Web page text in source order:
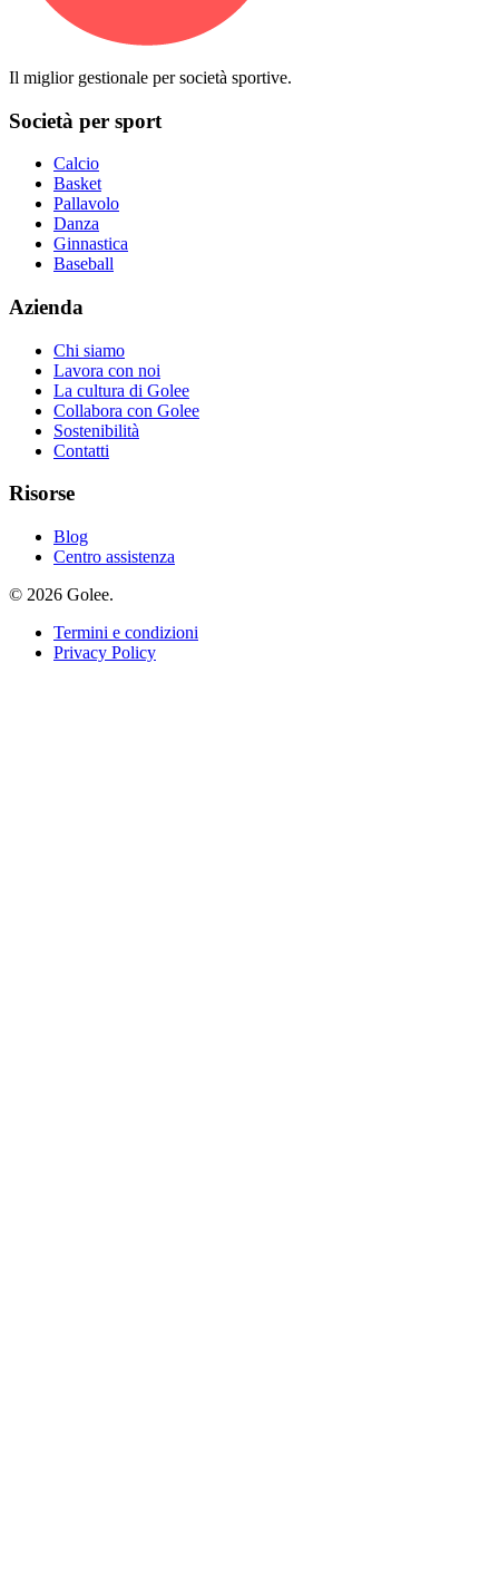
Il miglior gestionale per società sportive.
Società per sport
Calcio
Basket
Pallavolo
Danza
Ginnastica
Baseball
Azienda
Chi siamo
Lavora con noi
La cultura di Golee
Collabora con Golee
Sostenibilità
Contatti
Risorse
Blog
Centro assistenza
© 2026 Golee.
Termini e condizioni
Privacy Policy